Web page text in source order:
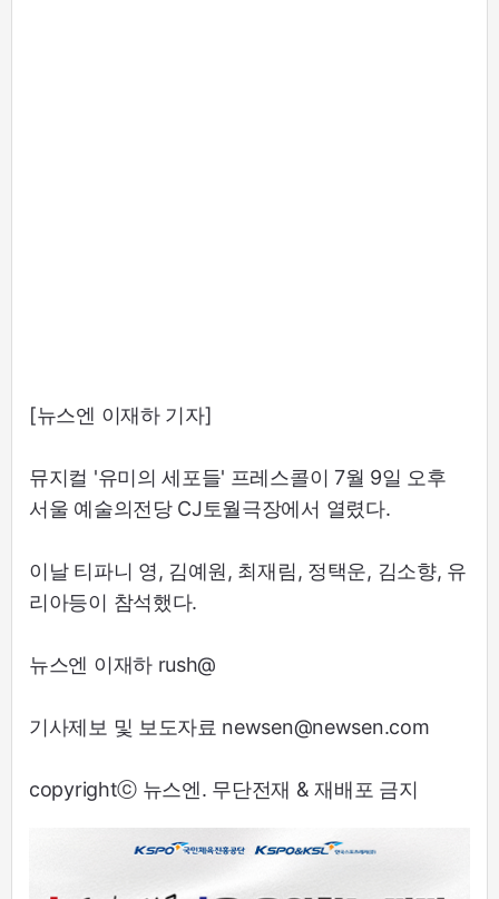
[뉴스엔 이재하 기자]
뮤지컬 '유미의 세포들' 프레스콜이 7월 9일 오후
서울 예술의전당 CJ토월극장에서 열렸다.
이날 티파니 영, 김예원, 최재림, 정택운, 김소향, 유
리아등이 참석했다.
뉴스엔 이재하 rush@
기사제보 및 보도자료 newsen@newsen.com
copyrightⓒ 뉴스엔. 무단전재 & 재배포 금지